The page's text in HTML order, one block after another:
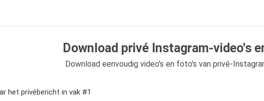
Download privé Instagram-video's
Download eenvoudig video's en foto's van privé-
het privébericht in vak #1